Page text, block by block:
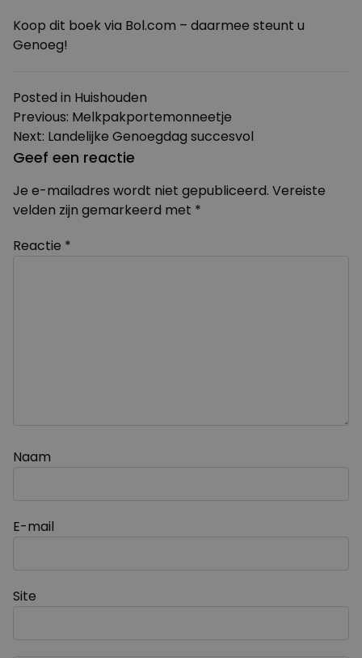
Koop dit boek via Bol.com – daarmee steunt u
Genoeg!
Posted in Huishouden
Bericht
navigatie
Previous: Melkpakportemonneetje
Next: Landelijke Genoegdag succesvol
Geef een reactie
Je e-mailadres wordt niet gepubliceerd. Vereiste
velden zijn gemarkeerd met *
Reactie *
Naam
E-mail
Site